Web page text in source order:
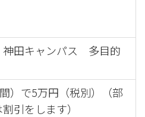
田キャンパス 多目的
）で5万円（税別）（部
引をします）